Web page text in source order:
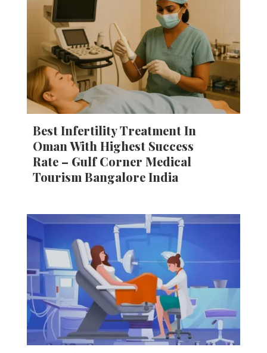
Best Infertility Treatment In
Oman With Highest Success
Rate – Gulf Corner Medical
Tourism Bangalore India